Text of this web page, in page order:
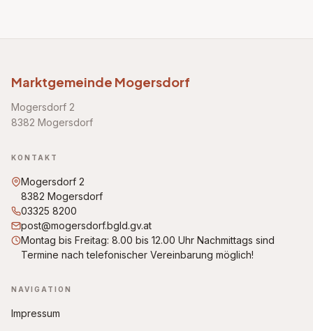
Marktgemeinde Mogersdorf
Mogersdorf 2
8382 Mogersdorf
KONTAKT
Mogersdorf 2
8382 Mogersdorf
03325 8200
post@mogersdorf.bgld.gv.at
Montag bis Freitag: 8.00 bis 12.00 Uhr Nachmittags sind
Termine nach telefonischer Vereinbarung möglich!
NAVIGATION
Impressum